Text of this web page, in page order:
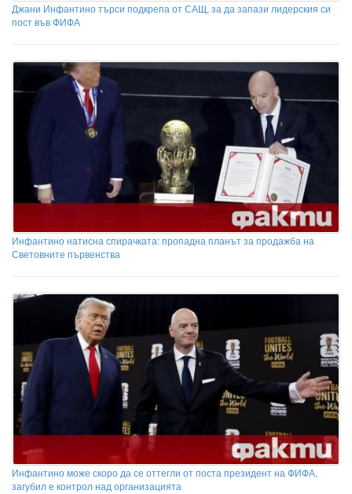
Джани Инфантино търси подкрепа от САЩ, за да запази лидерския си
пост във ФИФА
Инфантино натисна спирачката: пропадна планът за продажба на
Световните първенства
Инфантино може скоро да се оттегли от поста президент на ФИФА,
загубил е контрол над организацията